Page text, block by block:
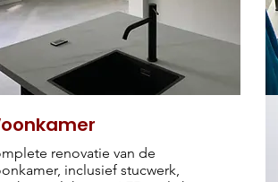
renovatie van de
inclusief stucwerk,